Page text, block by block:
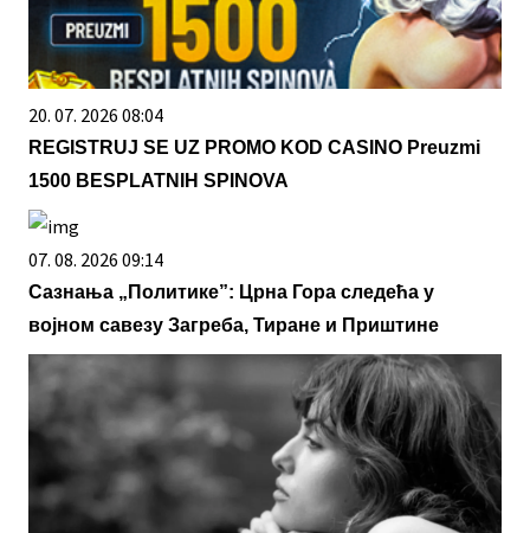
20. 07. 2026 08:04
REGISTRUJ SE UZ PROMO KOD CASINO Preuzmi
1500 BESPLATNIH SPINOVA
07. 08. 2026 09:14
Сазнања „Политике”: Црна Гора следећа у
војном савезу Загреба, Тиране и Приштине